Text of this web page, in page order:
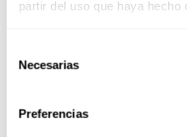
partir del uso que haya hecho
Necesarias
Preferencias
casamentos com
linha se destaque pela sua
noivas com espírito boho